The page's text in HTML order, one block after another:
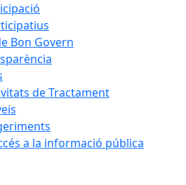
Bon Govern
de Tractament
a la informació pública